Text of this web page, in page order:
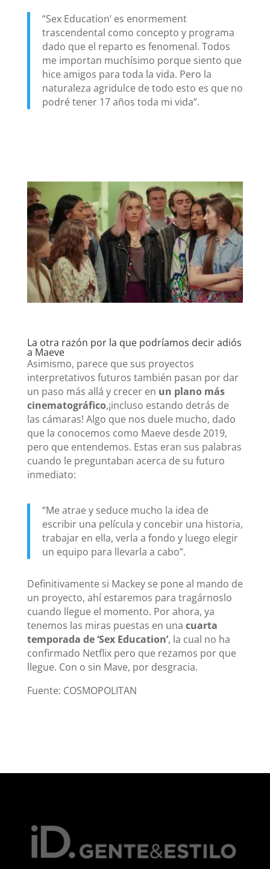
“Sex Education’ es enormement
trascendental como concepto y programa
dado que el reparto es fenomenal. Todos
me importan muchísimo porque siento que
hice amigos para toda la vida. Pero la
naturaleza agridulce de todo esto es que no
podré tener 17 años toda mi vida”.
La otra razón por la que podríamos decir adiós
a Maeve
Asimismo, parece que sus proyectos
interpretativos futuros también pasan por dar
un paso más allá y crecer en un plano más
cinematográfico,¡incluso estando detrás de
las cámaras! Algo que nos duele mucho, dado
que la conocemos como Maeve desde 2019,
pero que entendemos. Estas eran sus palabras
cuando le preguntaban acerca de su futuro
inmediato:
“Me atrae y seduce mucho la idea de
escribir una película y concebir una historia,
trabajar en ella, verla a fondo y luego elegir
un equipo para llevarla a cabo”.
Definitivamente si Mackey se pone al mando de
un proyecto, ahí estaremos para tragárnoslo
cuando llegue el momento. Por ahora, ya
tenemos las miras puestas en una cuarta
temporada de ‘Sex Education’, la cual no ha
confirmado Netflix pero que rezamos por que
llegue. Con o sin Mave, por desgracia.
Fuente: COSMOPOLITAN